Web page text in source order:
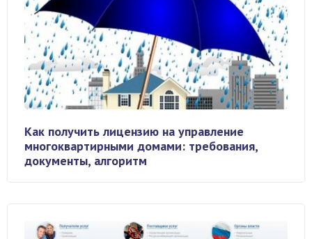
Как получить лицензию на управление
многоквартирными домами: требования,
документы, алгоритм